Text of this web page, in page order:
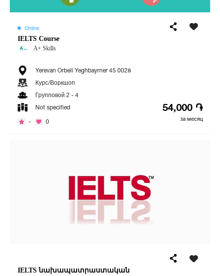
Online
IELTS Course
A+ Skills
Yerevan Orbeli Yeghbayrner 45 0028
Курс/Воркшоп
Групповой 2 - 4
Not specified
- 0
54,000 ֏
за месяц
IELTS նախապատրաստական